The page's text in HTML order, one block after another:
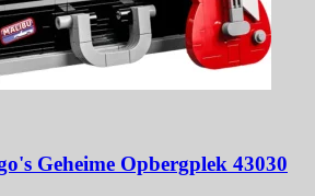
Geheime Opbergplek 43030